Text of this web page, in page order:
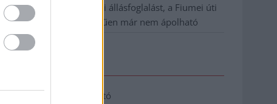
Közzétették a szakértői állásfoglalást, a Fiumei úti
fák többsége szakszerűen már nem ápolható
Adatkezelési tájékoztató